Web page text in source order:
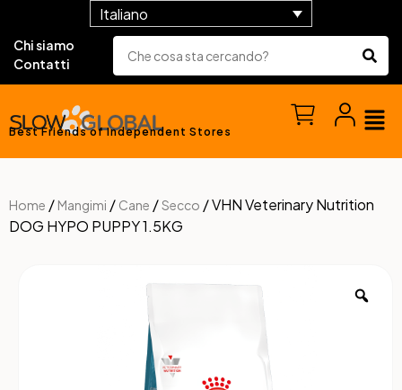
Italiano
Chi siamo
Contatti
Best Friends of Independent Stores
Home / Mangimi / Cane /Secco / VHN Veterinary Nutrition
DOG HYPO PUPPY 1.5KG